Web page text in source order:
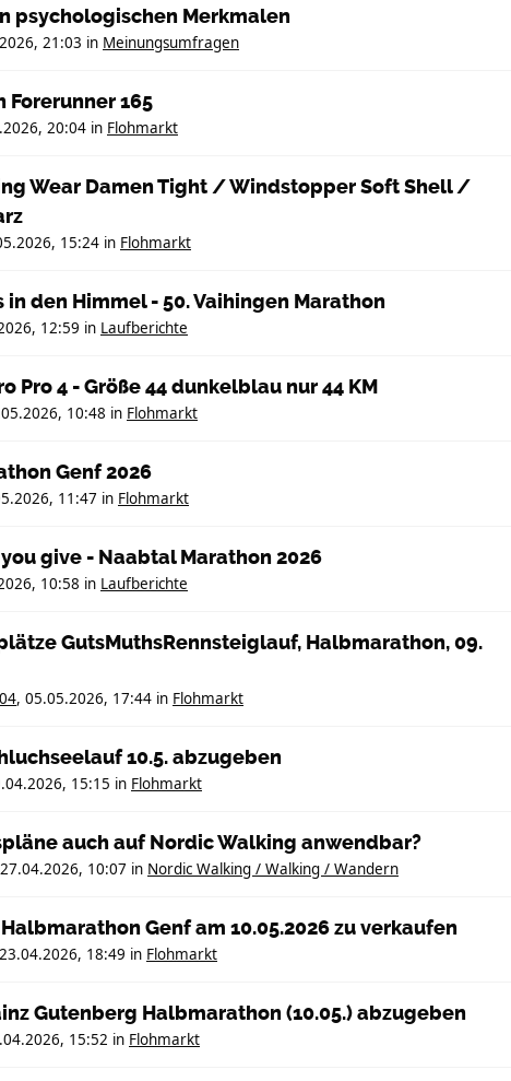
psychologischen Merkmalen
21:03 in Meinungsumfragen
Forerunner 165
20:04 in Flohmarkt
Wear Damen Tight / Windstopper Soft Shell /
15:24 in Flohmarkt
in den Himmel - 50. Vaihingen Marathon
12:59 in Laufberichte
Pro 4 - Größe 44 dunkelblau nur 44 KM
10:48 in Flohmarkt
Genf 2026
11:47 in Flohmarkt
give - Naabtal Marathon 2026
10:58 in Laufberichte
GutsMuthsRennsteiglauf, Halbmarathon, 09.
, 05.05.2026, 17:44 in Flohmarkt
10.5. abzugeben
15:15 in Flohmarkt
auch auf Nordic Walking anwendbar?
27.04.2026, 10:07 in Nordic Walking / Walking / Wandern
Genf am 10.05.2026 zu verkaufen
23.04.2026, 18:49 in Flohmarkt
Gutenberg Halbmarathon (10.05.) abzugeben
15:52 in Flohmarkt